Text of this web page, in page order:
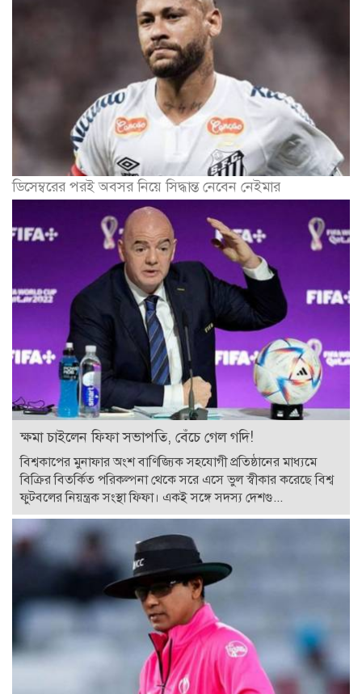
ডিসেম্বরের পরই অবসর নিয়ে সিদ্ধান্ত নেবেন নেইমার
ক্ষমা চাইলেন ফিফা সভাপতি, বেঁচে গেল গদি!
বিশ্বকাপের মুনাফার অংশ বাণিজ্যিক সহযোগী প্রতিষ্ঠানের মাধ্যমে
বিক্রির বিতর্কিত পরিকল্পনা থেকে সরে এসে ভুল স্বীকার করেছে বিশ্ব
ফুটবলের নিয়ন্ত্রক সংস্থা ফিফা। একই সঙ্গে সদস্য দেশগু...